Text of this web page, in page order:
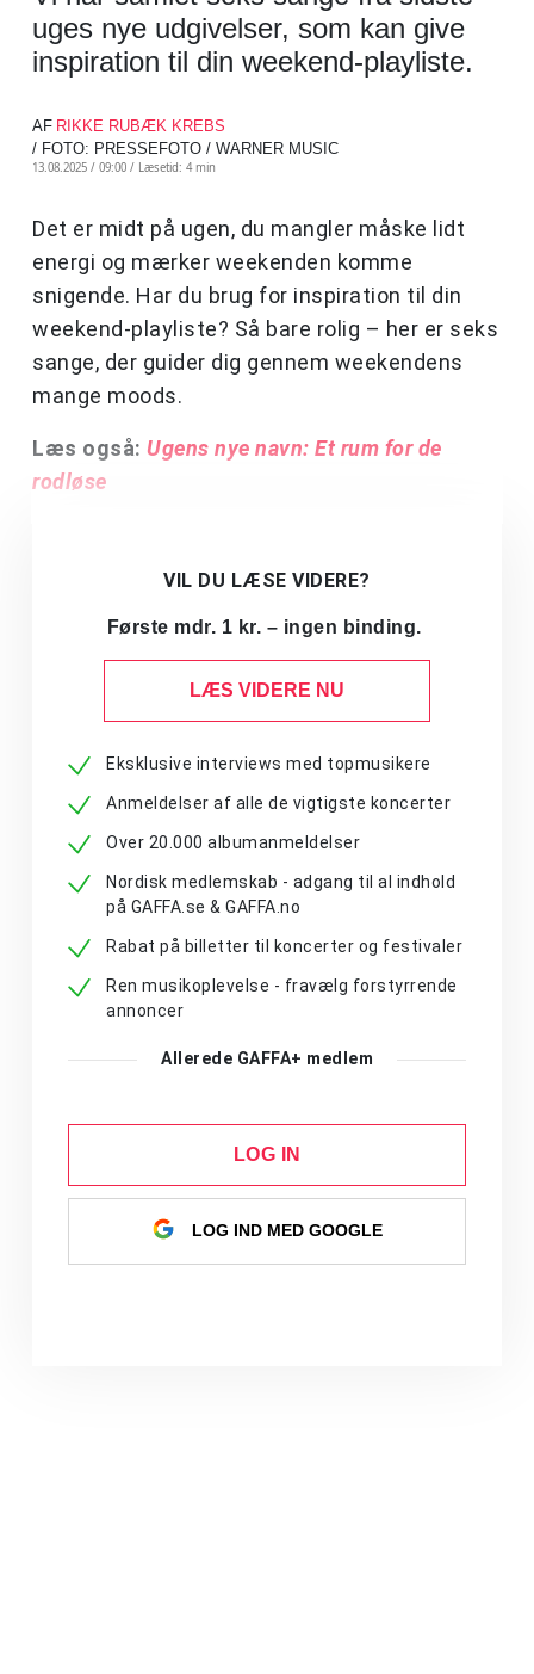
uges nye udgivelser, som kan give
inspiration til din weekend-playliste.
AF RIKKE RUBÆK KREBS
/ FOTO: PRESSEFOTO / WARNER MUSIC
13.08.2025 / 09:00 / Læsetid: 4 min
Det er midt på ugen, du mangler måske lidt
energi og mærker weekenden komme
snigende. Har du brug for inspiration til din
weekend-playliste? Så bare rolig – her er seks
sange, der guider dig gennem weekendens
mange moods.
Læs også: Ugens nye navn: Et rum for de
rodløse
VIL DU LÆSE VIDERE?
Første mdr. 1 kr. – ingen binding.
LÆS VIDERE NU
Eksklusive interviews med topmusikere
Anmeldelser af alle de vigtigste koncerter
Over 20.000 albumanmeldelser
Nordisk medlemskab - adgang til al indhold
på GAFFA.se & GAFFA.no
Rabat på billetter til koncerter og festivaler
Ren musikoplevelse - fravælg forstyrrende
annoncer
Allerede GAFFA+ medlem
LOG IN
LOG IND MED GOOGLE